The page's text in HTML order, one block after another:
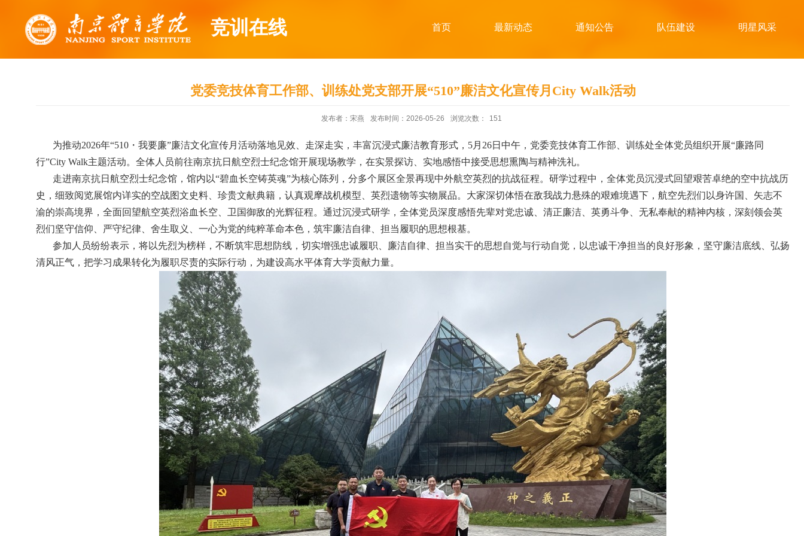
竞训在线 首页 最新动态 通知公告 队伍建设 明星风采
党委竞技体育工作部、训练处党支部开展“510”廉洁文化宣传月City Walk活动
发布者：宋燕 发布时间：2026-05-26 浏览次数： 151
为推动2026年“510 ・我要廉”廉洁文化宣传月活动落地见效、走深走实，丰富沉浸式廉洁教育形式， 5月 26日中午，党委竞技体育工作部、训练处全体党员组织开展“廉路同
行”City Walk主题活动。全体人员前往南京抗日航空烈士纪念馆开展现场教学，在实景探访、实地感悟中接受思想熏陶与精神洗礼。
走进南京抗日航空烈士纪念馆，馆内以“碧血长空铸英魂”为核心陈列，分多个展区全景再现中外航空英烈的抗战征程。研学过程中，全体党员沉浸式回望艰苦卓绝的空中抗战历
史，细致阅览展馆内详实的空战图文史料、珍贵文献典籍，认真观摩战机模型、英烈遗物等实物展品。大家深切体悟在敌我战力悬殊的艰难境遇下，航空先烈们以身许国、矢志不
渝的崇高境界，全面回望航空英烈浴血长空、卫国御敌的光辉征程。通过沉浸式研学，全体党员深度感悟先辈对党忠诚、清正廉洁、英勇斗争、无私奉献的精神内核，深刻领会英
烈们坚守信仰、严守纪律、舍生取义、一心为党的纯粹革命本色，筑牢廉洁自律、担当履职的思想根基。
参加人员纷纷表示，将以先烈为榜样，不断筑牢思想防线，切实增强忠诚履职、廉洁自律、担当实干的思想自觉与行动自觉，以忠诚干净担当的良好形象，坚守廉洁底线、弘扬
清风正气，把学习成果转化为履职尽责的实际行动，为建设高水平体育大学贡献力量。